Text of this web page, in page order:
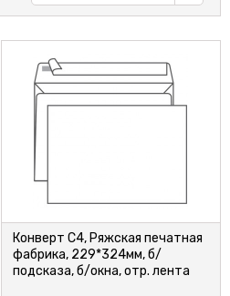
Конверт C4, Ряжская печатная
фабрика, 229*324мм, б/
подсказа, б/окна, отр. лента